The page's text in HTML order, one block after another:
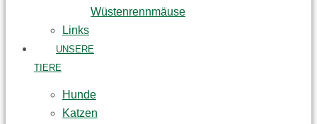
Wüstenrennmäuse
Links
UNSERE
TIERE
Hunde
Katzen